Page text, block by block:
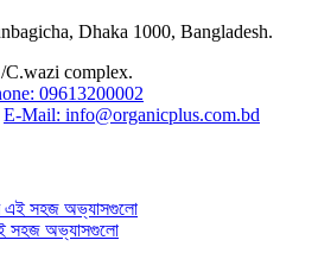
Dhaka 1000, Bangladesh.
C.wazi complex.
09613200002
E-Mail: info@organicplus.com.bd
সহজ অভ্যাসগুলো